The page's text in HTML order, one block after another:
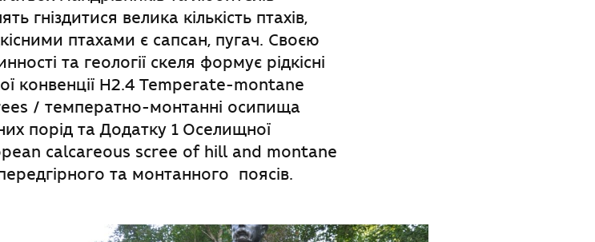
гніздитися велика кількість птахів,
птахами є сапсан, пугач. Своєю
та геології скеля формує рідкісні
конвенції H2.4 Temperate-montane
/ температно-монтанні осипища
порід та Додатку 1 Оселищної
calcareous scree of hill and montane
та монтанного поясів.